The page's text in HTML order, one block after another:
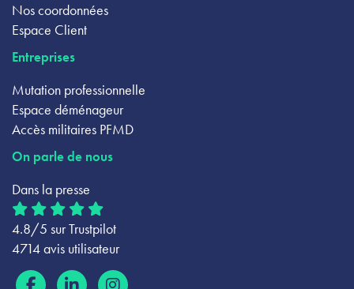
Nos coordonnées
Espace Client
Entreprises
Mutation professionnelle
Espace déménageur
Accès militaires PFMD
On parle de nous
Dans la presse
4.8/5 sur Trustpilot
4714 avis utilisateur